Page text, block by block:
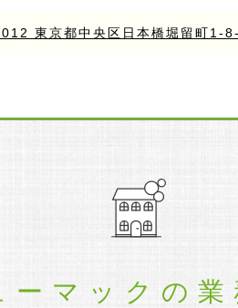
東京都中央区日本橋堀留町1-
ーマックの業